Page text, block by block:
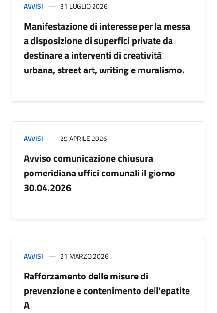
AVVISI 31 LUGLIO 2026
Manifestazione di interesse per la messa
a disposizione di superfici private da
destinare a interventi di creatività
urbana, street art, writing e muralismo.
AVVISI 29 APRILE 2026
Avviso comunicazione chiusura
pomeridiana uffici comunali il giorno
30.04.2026
AVVISI 21 MARZO 2026
Rafforzamento delle misure di
prevenzione e contenimento dell'epatite
A